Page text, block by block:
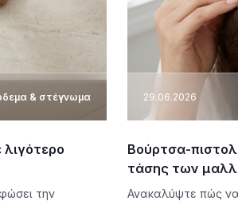
& στέγνωμα
την
29.06.2026
Βούρτσα-
τάσης των
Ανακαλύψτε πώς